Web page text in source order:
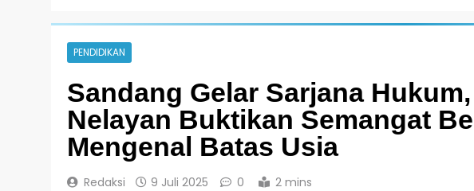
PENDIDIKAN
Sandang Gelar Sarjana
Nelayan Buktikan Semangat
Mengenal Batas Usia
Redaksi 9 Juli 2025 0 2 mins